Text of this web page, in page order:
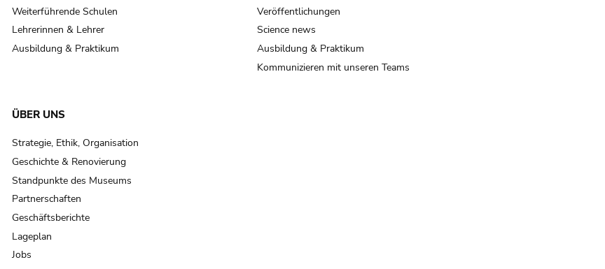
Weiterführende Schulen
Lehrerinnen & Lehrer
Ausbildung & Praktikum
Veröffentlichungen
Science news
Ausbildung & Praktikum
Kommunizieren mit unseren Teams
ÜBER UNS
Strategie, Ethik, Organisation
Geschichte & Renovierung
Standpunkte des Museums
Partnerschaften
Geschäftsberichte
Lageplan
Jobs